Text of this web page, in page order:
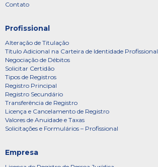
Contato
Profissional
Alteração de Titulação
Título Adicional na Carteira de Identidade Profissional
Negociação de Débitos
Solicitar Certidão
Tipos de Registros
Registro Principal
Registro Secundário
Transferência de Registro
Licença e Cancelamento de Registro
Valores de Anuidade e Taxas
Solicitações e Formulários – Profissional
Empresa